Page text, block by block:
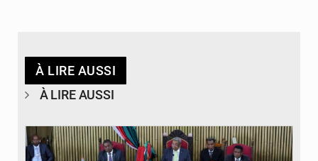
À LIRE AUSSI
À LIRE AUSSI